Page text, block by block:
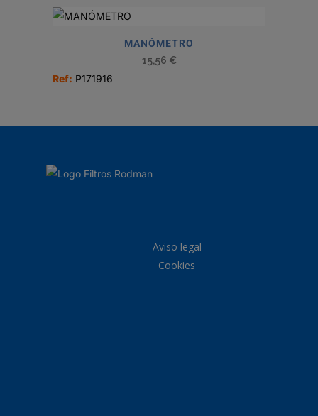
MANÓMETRO
15,56 €
Ref: P171916
Aviso legal
Cookies